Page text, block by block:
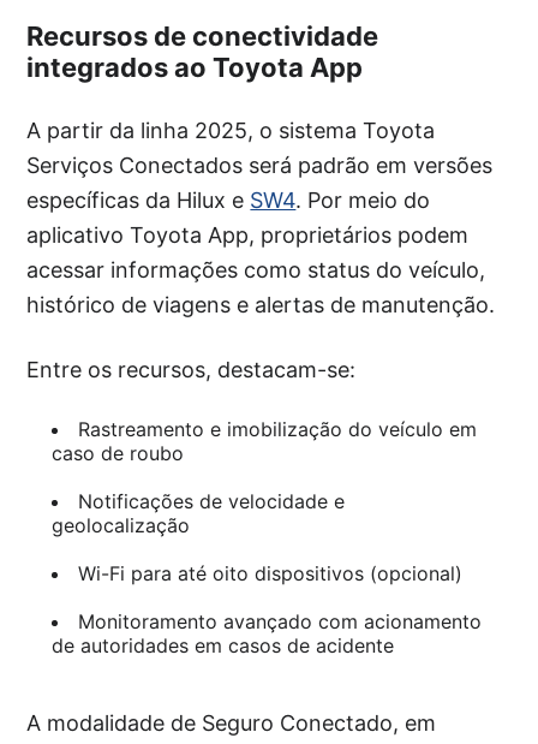
Recursos de conectividade
integrados ao Toyota App
A partir da linha 2025, o sistema Toyota
Serviços Conectados será padrão em versões
específicas da Hilux e SW4. Por meio do
aplicativo Toyota App, proprietários podem
acessar informações como status do veículo,
histórico de viagens e alertas de manutenção.
Entre os recursos, destacam-se:
Rastreamento e imobilização do veículo em
caso de roubo
Notificações de velocidade e
geolocalização
Wi-Fi para até oito dispositivos (opcional)
Monitoramento avançado com acionamento
de autoridades em casos de acidente
A modalidade de Seguro Conectado, em